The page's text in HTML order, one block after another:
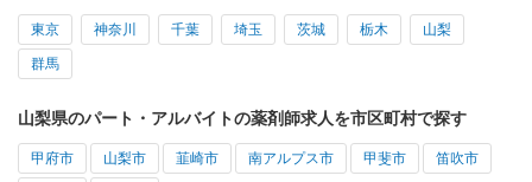
東京 神奈川 千葉 埼玉 茨城 栃木 山梨
群馬
山梨県のパート・アルバイトの薬剤師求人を市区町村で探す
甲府市 山梨市 韮崎市 南アルプス市 甲斐市 笛吹市